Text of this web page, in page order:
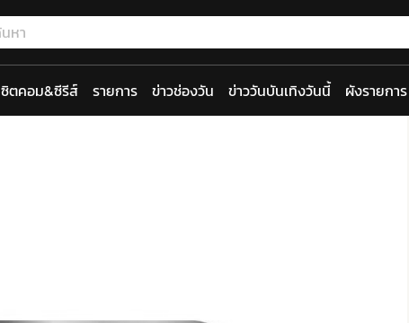
ซิตคอม&ซีรีส์ รายการ ข่าวช่องวัน ข่าววันบันเทิงวันนี้ ผังรายการ